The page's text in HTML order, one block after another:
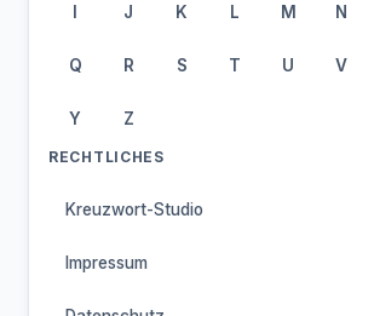
I J K L M N
Q R S T U V
Y Z
RECHTLICHES
Kreuzwort-Studio
Impressum